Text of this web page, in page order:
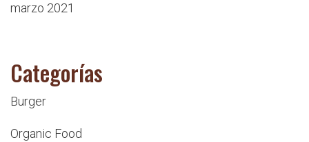
marzo 2021
Categorías
Burger
Organic Food